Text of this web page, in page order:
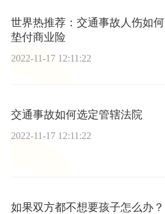
世界热推荐：交通事故人伤如何
垫付商业险
2022-11-17 12:11:22
交通事故如何选定管辖法院
2022-11-17 12:11:22
如果双方都不想要孩子怎么办？